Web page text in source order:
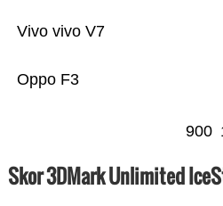
Oppo F3
Vivo vivo V7
900
Skor 3DMark Unlimited